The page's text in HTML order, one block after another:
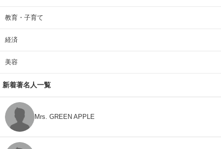
教育・子育て
経済
美容
新着著名人一覧
Mrs. GREEN APPLE